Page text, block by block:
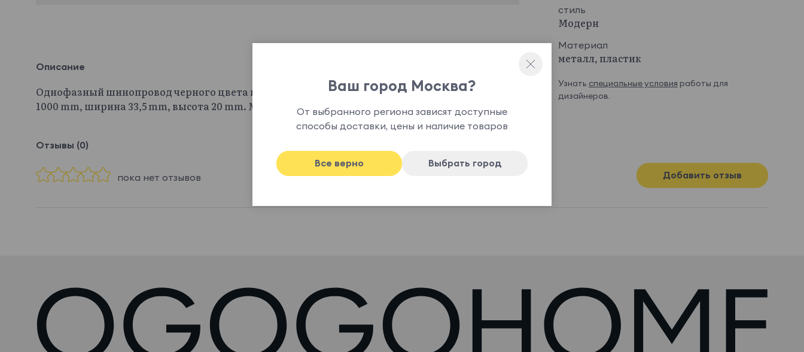
стиль
Модерн
Материал
металл, пластик
Узнать специальные условия работы для
дизайнеров.
Описание
Однофазный шинопровод черного цвета в комплекте с токоподводом и заглушкой. Длина
1000 mm, ширина 33,5 mm, высота 20 mm. Материал: металл, пластик
Отзывы (0)
пока нет отзывов Добавить отзыв
Ваш город Москва?
От выбранного региона зависят доступные
способы доставки, цены и наличие товаров
Все верно Выбрать город